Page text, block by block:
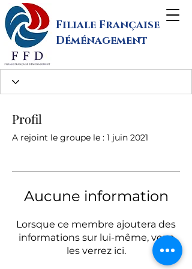
Filiale Française
Déménagement
Profil
A rejoint le groupe le : 1 juin 2021
Aucune information
Lorsque ce membre ajoutera des
informations sur lui-même, vous
les verrez ici.